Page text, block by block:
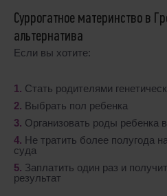
Суррогатное материнство в
альтернатива
Если вы хотите:
Стать родителями
Выбрать пол ребенка
Организовать роды ребенка
Не тратить более полугода
суда
Заплатить один раз и
результат